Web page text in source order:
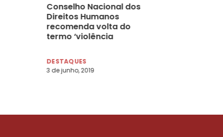
Conselho Nacional dos
Direitos Humanos
recomenda volta do
termo ‘violência
DESTAQUES
3 de junho, 2019